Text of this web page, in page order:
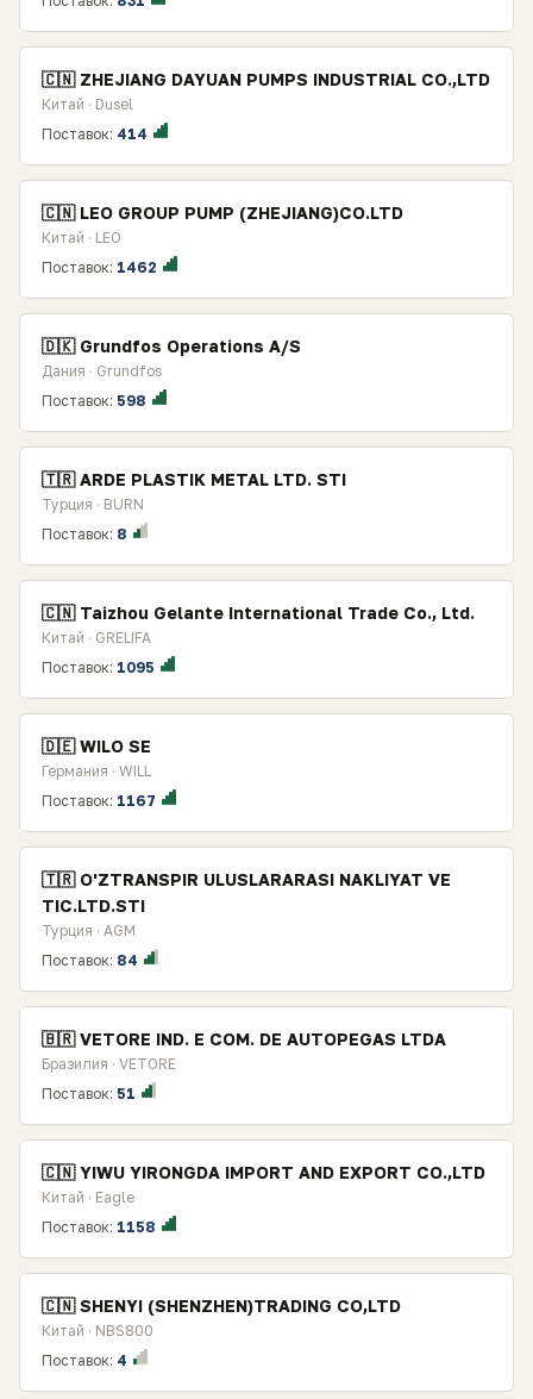
🇨🇳 ZHEJIANG DAYUAN PUMPS INDUSTRIAL CO.,LTD
Китай · Dusel
Поставок: 414
🇨🇳 LEO GROUP PUMP (ZHEJIANG)CO.LTD
Китай · LEO
Поставок: 1462
🇩🇰 Grundfos Operations A/S
Дания · Grundfos
Поставок: 598
🇹🇷 ARDE PLASTIK METAL LTD. STI
Турция · BURN
Поставок: 8
🇨🇳 Taizhou Gelante International Trade Co., Ltd.
Китай · GRELIFA
Поставок: 1095
🇩🇪 WILO SE
Германия · WILL
Поставок: 1167
🇹🇷 O'ZTRANSPIR ULUSLARARASI NAKLIYAT VE
TIC.LTD.STI
Турция · AGM
Поставок: 84
🇧🇷 VETORE IND. E COM. DE AUTOPEGAS LTDA
Бразилия · VETORE
Поставок: 51
🇨🇳 YIWU YIRONGDA IMPORT AND EXPORT CO.,LTD
Китай · Eagle
Поставок: 1158
🇨🇳 SHENYI (SHENZHEN)TRADING CO,LTD
Китай · NBS800
Поставок: 4